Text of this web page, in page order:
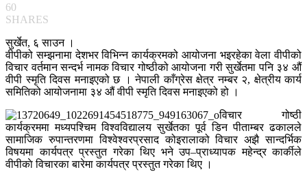
60
SHARES
सुर्खेत, ६ साउन ।
वीपीको सम्झनामा देशभर विभिन्न कार्यक्रमको आयोजना भइरहेका वेला वीपीको
विचार वर्तमान सन्दर्भ नामक विचार गोष्ठीको आयोजना गरी सुर्खेतमा पनि ३४ औं
वीपी स्मृति दिवस मनाइएको छ । नेपाली काँग्रेस क्षेत्र नम्बर २, क्षेत्रीय कार्य
समितिको आयोजनामा ३४ औं वीपी स्मृति दिवस मनाइएको हो ।
विचार गोष्ठी
कार्यक्रममा मध्यपश्चिम विश्वविद्यालय सुर्खेतका पूर्व डिन पीताम्बर ढकालले
सामाजिक रुपान्तरणमा विश्वेश्वरप्रसाद कोइरालाको विचार अझै सान्दर्भिक
विषयमा कार्यपत्र प्रस्तुत गरेका थिए भने उप–प्राध्यापक महेन्द्र कार्कीले
वीपीकाे विचारका बारेमा कार्यपत्र प्रस्तुत गरेका थिए ।